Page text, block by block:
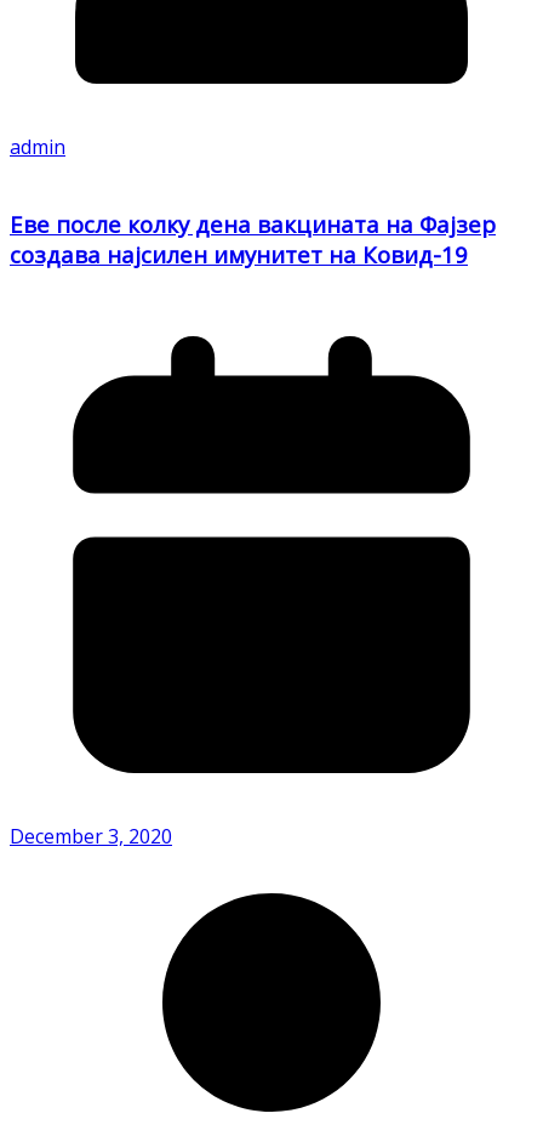
admin
Еве после колку дена вакцината на Фајзер
создава најсилен имунитет на Ковид-19
December 3, 2020